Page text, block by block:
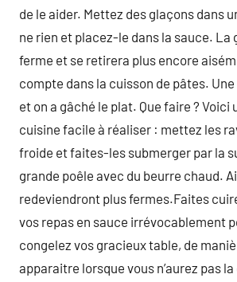
de le aider. Mettez des glaçons dans
ne rien et placez-le dans la sauce. La
ferme et se retirera plus encore
compte dans la cuisson de pâtes.
et on a gâché le plat. Que faire ? Voici
cuisine facile à réaliser : mettez les
froide et faites-les submerger par la
grande poêle avec du beurre chaud.
redeviendront plus fermes.Faites
vos repas en sauce irrévocablement
congelez vos gracieux table, de
apparaitre lorsque vous n’aurez pas